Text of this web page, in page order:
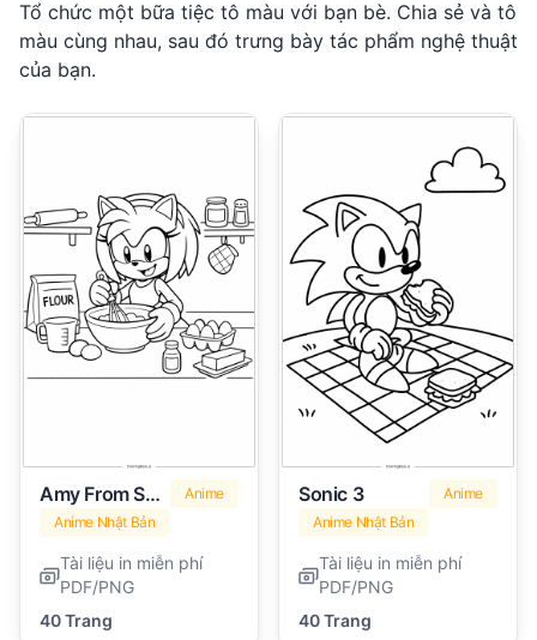
Tổ chức một bữa tiệc tô màu với bạn bè. Chia sẻ và tô
màu cùng nhau, sau đó trưng bày tác phẩm nghệ thuật
của bạn.
Amy From Sonic
Anime
Anime Nhật Bản
Tài liệu in miễn phí
PDF/PNG
40 Trang
Sonic 3
Anime
Anime Nhật Bản
Tài liệu in miễn phí
PDF/PNG
40 Trang